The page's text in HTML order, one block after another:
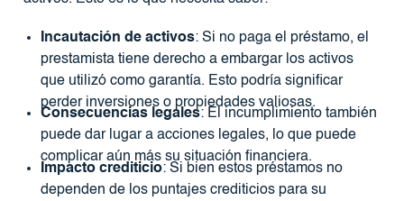
Incautación de activos: Si no paga el préstamo, el
prestamista tiene derecho a embargar los activos
que utilizó como garantía. Esto podría significar
perder inversiones o propiedades valiosas.
Consecuencias legales: El incumplimiento también
puede dar lugar a acciones legales, lo que puede
complicar aún más su situación financiera.
Impacto crediticio: Si bien estos préstamos no
dependen de los puntajes crediticios para su